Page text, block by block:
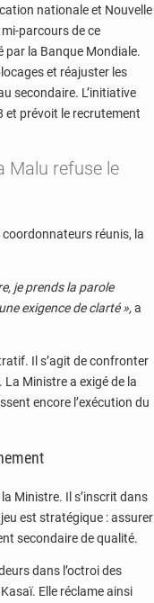
nationale et Nouvelle
parcours de ce
par la Banque Mondiale.
et réajuster les
secondaire. L’initiative
et prévoit le recrutement
Malu refuse le
réunis, la
je prends la parole
exigence de clarté »,a
Il s’agit de confronter
Ministre a exigé de la
encore l’exécution du
Ministre. Il s’inscrit dans
est stratégique : assurer
secondaire de qualité.
dans l’octroi des
Elle réclame ainsi